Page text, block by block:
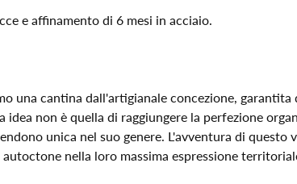
e affinamento di 6 mesi in acciaio.
una cantina dall'artigianale concezione,
non è quella di raggiungere la perfezione
unica nel suo genere. L'avventura di questo
nella loro massima espressione